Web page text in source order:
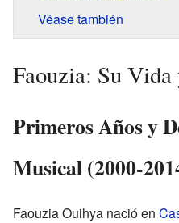
Véase también
Faouzia: Su
Primeros Años y
Musical (2000-
Faouzia Ouihya nació en